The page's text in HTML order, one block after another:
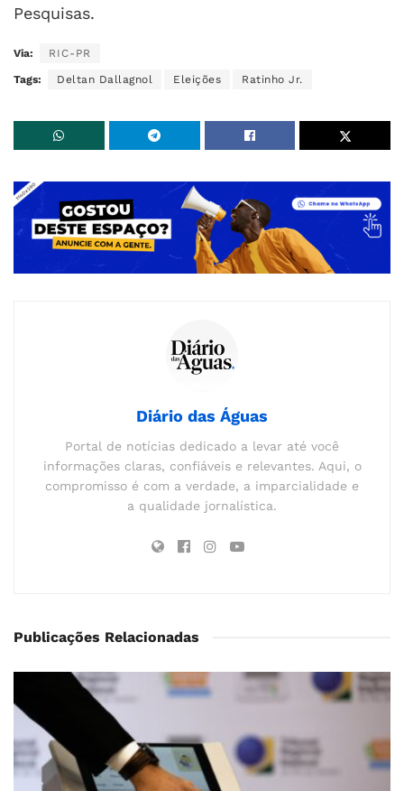
Pesquisas.
Via: RIC-PR
Tags: Deltan Dallagnol Eleições Ratinho Jr.
Diário das Águas
Portal de notícias dedicado a levar até você
informações claras, confiáveis e relevantes. Aqui, o
compromisso é com a verdade, a imparcialidade e
a qualidade jornalística.
Publicações Relacionadas